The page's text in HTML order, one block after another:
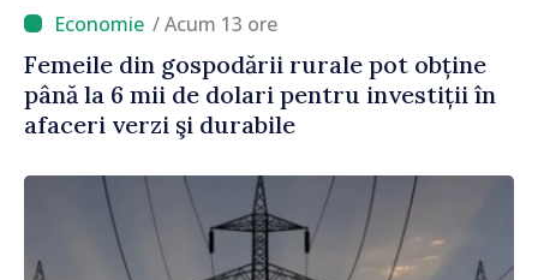
/ Acum 13 ore
Femeile din gospodării rurale pot obține
până la 6 mii de dolari pentru investiții în
afaceri verzi şi durabile